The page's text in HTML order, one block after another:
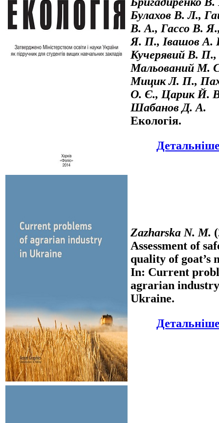
Булахов В. Л.,
В. А., Гассо В.
Я. П., Івашов А.
Кучерявий В. П.,
Мальований М.
Мицик Л. П.,
О. Є., Царик Й.
Шабанов Д. А.
Екологія.
Zazharska N. M.
Assessment of
quality of goat’s
In: Current
agrarian
Ukraine.